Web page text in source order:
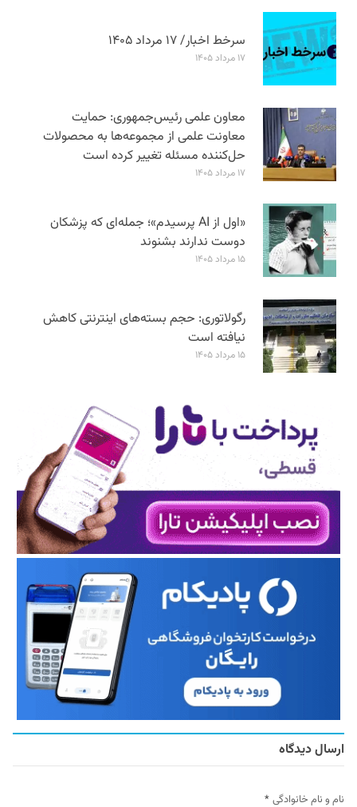
سرخط اخبار/ ۱۷ مرداد ۱۴۰۵
۱۷ مرداد ۱۴۰۵
معاون علمی رئیس‌جمهوری: حمایت
معاونت علمی از مجموعه‌ها به محصولات
حل‌کننده مسئله تغییر کرده است
۱۷ مرداد ۱۴۰۵
«اول از AI پرسیدم»؛ جمله‌ای که پزشکان
دوست ندارند بشنوند
۱۵ مرداد ۱۴۰۵
رگولاتوری: حجم بسته‌های اینترنتی کاهش
نیافته است
۱۵ مرداد ۱۴۰۵
ارسال دیدگاه
نام و نام خانوادگی *